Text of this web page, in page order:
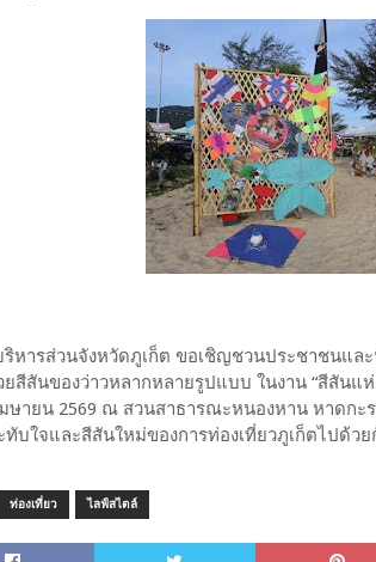
ริหารส่วนจังหวัดภูเก็ต ขอเชิญชวนประชาชนแล
สีสันของว่าวหลากหลายรูปแบบ ในงาน “สีสันแห่
มษายน 2569 ณ สวนสาธารณะหนองหาน หาดก
ทับใจและสีสันใหม่ของการท่องเที่ยวภูเก็ตไปด้ว
ท่องเที่ยว ไลฟ์สไตล์